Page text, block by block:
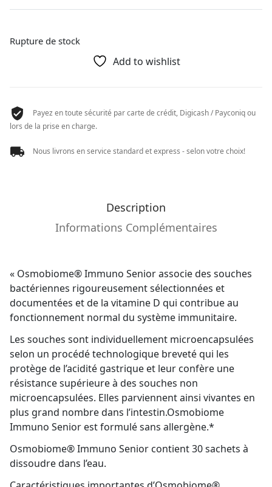
Rupture de stock
Add to wishlist
Payez en toute sécurité par carte de crédit, Digicash / Payconiq ou
lors de la prise en charge.
Nous livrons en service standard et express - selon votre choix!
Description
Informations Complémentaires
« Osmobiome® Immuno Senior associe des souches
bactériennes rigoureusement sélectionnées et
documentées et de la vitamine D qui contribue au
fonctionnement normal du système immunitaire.
Les souches sont individuellement microencapsulées
selon un procédé technologique breveté qui les
protège de l’acidité gastrique et leur confère une
résistance supérieure à des souches non
microencapsulées. Elles parviennent ainsi vivantes en
plus grand nombre dans l’intestin.Osmobiome
Immuno Senior est formulé sans allergène.*
Osmobiome® Immuno Senior contient 30 sachets à
dissoudre dans l’eau.